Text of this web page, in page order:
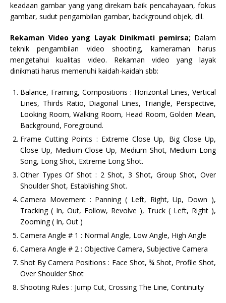
keadaan gambar yang yang direkam baik pencahayaan, fokus
gambar, sudut pengambilan gambar, background objek, dll.
Rekaman Video yang Layak Dinikmati pemirsa; Dalam
teknik pengambilan video shooting, kameraman harus
mengetahui kualitas video. Rekaman video yang layak
dinikmati harus memenuhi kaidah-kaidah sbb:
Balance, Framing, Compositions : Horizontal Lines, Vertical
Lines, Thirds Ratio, Diagonal Lines, Triangle, Perspective,
Looking Room, Walking Room, Head Room, Golden Mean,
Background, Foreground.
Frame Cutting Points : Extreme Close Up, Big Close Up,
Close Up, Medium Close Up, Medium Shot, Medium Long
Song, Long Shot, Extreme Long Shot.
Other Types Of Shot : 2 Shot, 3 Shot, Group Shot, Over
Shoulder Shot, Establishing Shot.
Camera Movement : Panning ( Left, Right, Up, Down ),
Tracking ( In, Out, Follow, Revolve ), Truck ( Left, Right ),
Zooming ( In, Out )
Camera Angle # 1 : Normal Angle, Low Angle, High Angle
Camera Angle # 2 : Objective Camera, Subjective Camera
Shot By Camera Positions : Face Shot, ¾ Shot, Profile Shot,
Over Shoulder Shot
Shooting Rules : Jump Cut, Crossing The Line, Continuity